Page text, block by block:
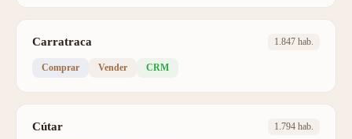
Carratraca 1.847 hab.
Comprar Vender CRM
Cútar 1.794 hab.